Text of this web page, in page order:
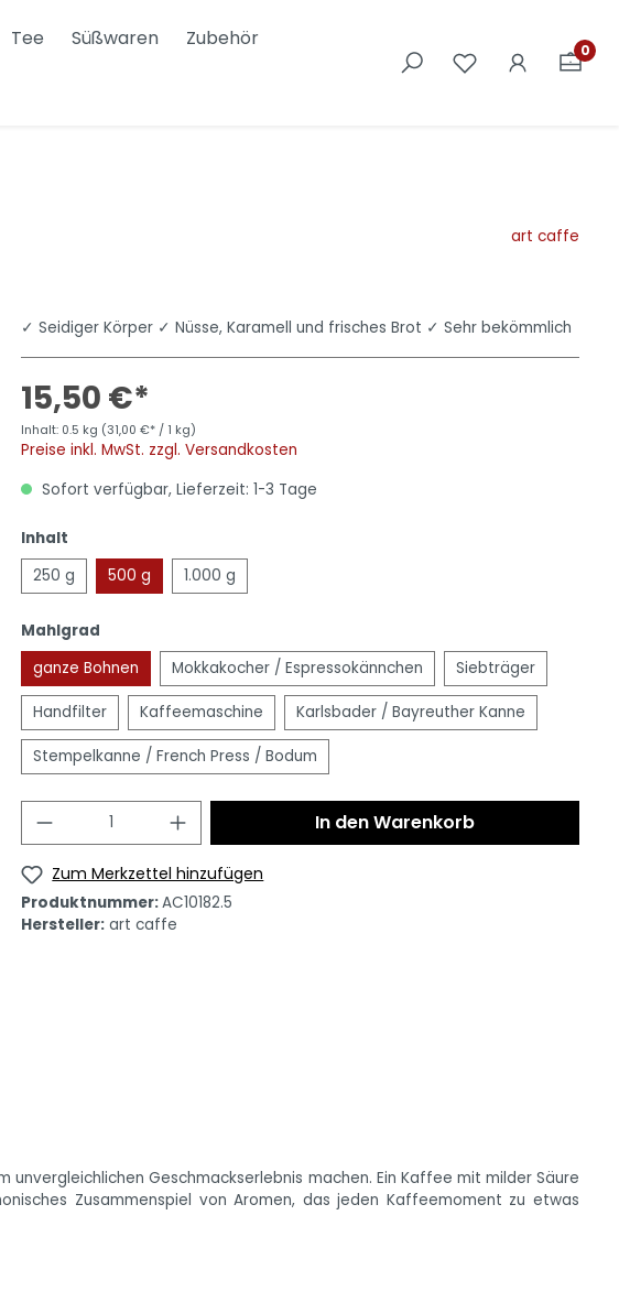
Tee Süßwaren
Zubehör
0
art caffe
✓ Seidiger Körper ✓ Nüsse, Karamell und frisches Brot ✓ Sehr bekömmlich
15,50 €*
Inhalt: 0.5 kg (31,00 €* / 1 kg)
Preise inkl. MwSt. zzgl. Versandkosten
Sofort verfügbar, Lieferzeit: 1-3 Tage
Inhalt
250 g
500 g 1.000 g
Mahlgrad
ganze Bohnen
Mokkakocher / Espressokännchen Siebträger
Handfilter Kaffeemaschine Karlsbader / Bayreuther Kanne
Stempelkanne / French Press / Bodum
In den Warenkorb
Zum Merkzettel hinzufügen
Produktnummer:AC10182.5
Hersteller: art caffe
Geschmackserlebnis machen. Ein Kaffee mit milder Säure
Zusammenspiel von Aromen, das jeden Kaffeemoment zu etwas